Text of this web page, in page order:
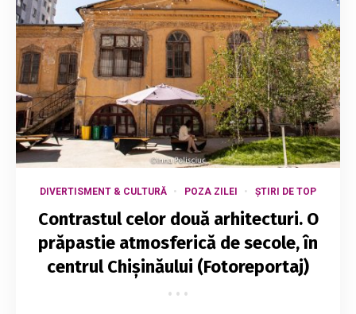
DIVERTISMENT & CULTURĂ POZA ZILEI ȘTIRI DE TOP
Contrastul celor două arhitecturi. O
prăpastie atmosferică de secole, în
centrul Chișinăului (Fotoreportaj)